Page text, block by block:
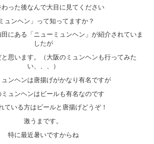
った後なんで大目に見てください
ミュンヘン」って知ってますか？
にある「ニューミュンヘン」が紹介されていま
したが
思います。（大阪のミュンヘンも行ってみた
い、、、）
ュンヘンは唐揚げがかなり有名ですが
ュンヘンはビールも有名なのです
ている方はビールと唐揚げどうぞ！
激うまです。
特に最近暑いですからね